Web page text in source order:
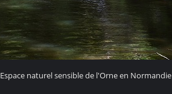
Espace naturel sensible de l'Orne en Normandie